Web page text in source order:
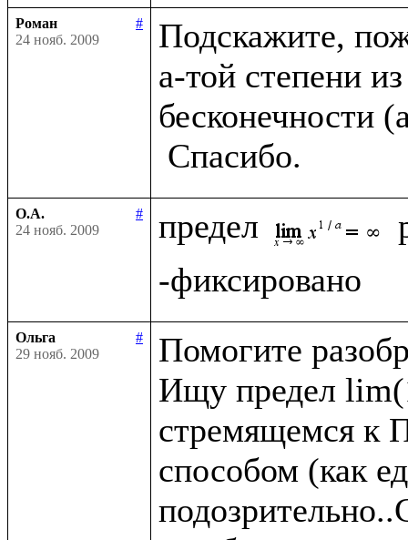
Роман
#
24 нояб. 2009
Подскажите,
a-той степени
бесконечности
О.А.
#
24 нояб. 2009
предел
Ольга
#
29 нояб. 2009
Помогите
Ищу предел
стремящемся к
способом (как